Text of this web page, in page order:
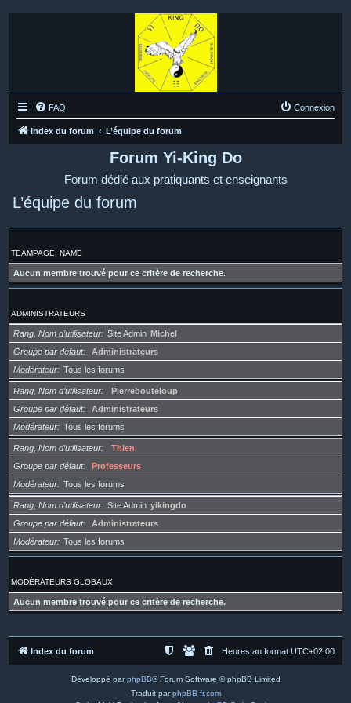
FAQ Connexion
Index du forum L’équipe du forum
Forum Yi-King Do
Forum dédié aux pratiquants et enseignants
L’équipe du forum
TEAMPAGE_NAME
Aucun membre trouvé pour ce critère de recherche.
ADMINISTRATEURS
Rang, Nom d’utilisateur Site Admin Michel
Groupe par défaut
Administrateurs
Modérateur
Tous les forums
Rang, Nom d’utilisateur
Pierrebouteloup
Groupe par défaut
Administrateurs
Modérateur
Tous les forums
Rang, Nom d’utilisateur
Thien
Groupe par défaut
Professeurs
Modérateur
Tous les forums
Rang, Nom d’utilisateur Site Admin yikingdo
Groupe par défaut
Administrateurs
Modérateur
Tous les forums
MODÉRATEURS GLOBAUX
Aucun membre trouvé pour ce critère de recherche.
Index du forum Heures au format UTC+02:00
Développé parphpBB® Forum Software © phpBB Limited
Traduit parphpBB-fr.com